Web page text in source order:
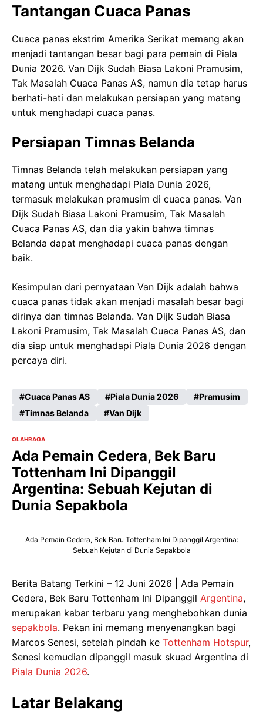
Tantangan Cuaca Panas
Cuaca panas ekstrim Amerika Serikat memang akan
menjadi tantangan besar bagi para pemain di Piala
Dunia 2026. Van Dijk Sudah Biasa Lakoni Pramusim,
Tak Masalah Cuaca Panas AS, namun dia tetap harus
berhati-hati dan melakukan persiapan yang matang
untuk menghadapi cuaca panas.
Persiapan Timnas Belanda
Timnas Belanda telah melakukan persiapan yang
matang untuk menghadapi Piala Dunia 2026,
termasuk melakukan pramusim di cuaca panas. Van
Dijk Sudah Biasa Lakoni Pramusim, Tak Masalah
Cuaca Panas AS, dan dia yakin bahwa timnas
Belanda dapat menghadapi cuaca panas dengan
baik.
Kesimpulan dari pernyataan Van Dijk adalah bahwa
cuaca panas tidak akan menjadi masalah besar bagi
dirinya dan timnas Belanda. Van Dijk Sudah Biasa
Lakoni Pramusim, Tak Masalah Cuaca Panas AS, dan
dia siap untuk menghadapi Piala Dunia 2026 dengan
percaya diri.
Cuaca Panas AS Piala Dunia 2026
Pramusim
Timnas Belanda
Van Dijk
OLAHRAGA
Ada Pemain Cedera, Bek Baru
Tottenham Ini Dipanggil
Argentina: Sebuah Kejutan di
Dunia Sepakbola
Ada Pemain Cedera, Bek Baru Tottenham Ini Dipanggil Argentina:
Sebuah Kejutan di Dunia Sepakbola
Berita Batang Terkini – 12 Juni 2026 | Ada Pemain
Cedera, Bek Baru Tottenham Ini Dipanggil Argentina,
merupakan kabar terbaru yang menghebohkan dunia
sepakbola. Pekan ini memang menyenangkan bagi
Marcos Senesi, setelah pindah ke Tottenham Hotspur,
Senesi kemudian dipanggil masuk skuad Argentina di
Piala Dunia 2026.
Latar Belakang